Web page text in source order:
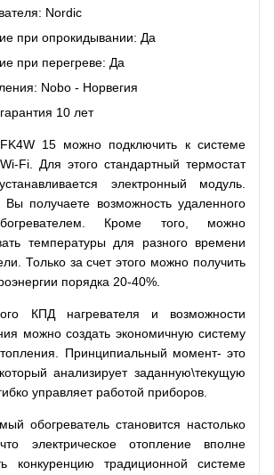
Nordic
при опрокидывании: Да
при перегреве: Да
Nobo - Норвегия
10 лет
15 можно подключить к системе
Fi. Для этого стандартный термостат
электронный модуль.
получаете возможность удаленного
Кроме того, можно
температуры для разного времени
Только за счет этого можно получить
порядка 20-40%.
КПД нагревателя и возможности
можно создать экономичную систему
Принципиальный момент- это
анализирует заданную\текущую
управляет работой приборов.
обогреватель становится настолько
электрическое отопление вполне
конкуренцию традиционной системе